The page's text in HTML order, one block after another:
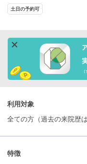
土日の予約可
利用対象
全ての方（過去の来院歴
特徴